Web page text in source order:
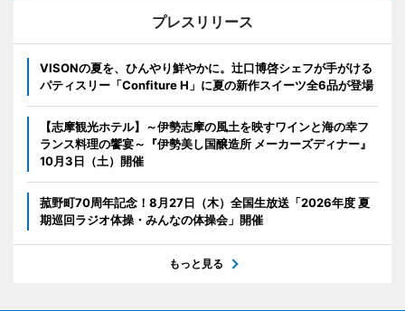
プレスリリース
VISONの夏を、ひんやり鮮やかに。辻口博啓シェフが手がける
パティスリー「Confiture H」に夏の新作スイーツ全6品が登場
【志摩観光ホテル】～伊勢志摩の風土を映すワインと海の幸フ
ランス料理の饗宴～『伊勢美し国醸造所 メーカーズディナー』
10月3日（土）開催
菰野町70周年記念！8月27日（木）全国生放送「2026年度 夏
期巡回ラジオ体操・みんなの体操会」開催
もっと見る